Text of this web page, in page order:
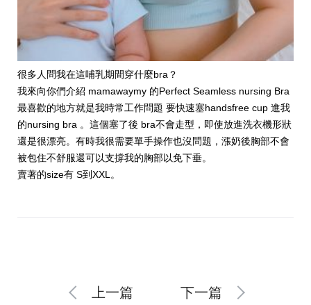
很多人問我在這哺乳期間穿什麼bra？
我來向你們介紹 mamawaymy 的Perfect Seamless nursing Bra
最喜歡的地方就是我時常工作問題 要快速塞handsfree cup 進我
的nursing bra 。這個塞了後 bra不會走型，即使放進洗衣機形狀
還是很漂亮。有時我很需要單手操作也沒問題，漲奶後胸部不會
被包住不舒服還可以支撐我的胸部以免下垂。
賣著的size有 S到XXL。
上一篇 下一篇